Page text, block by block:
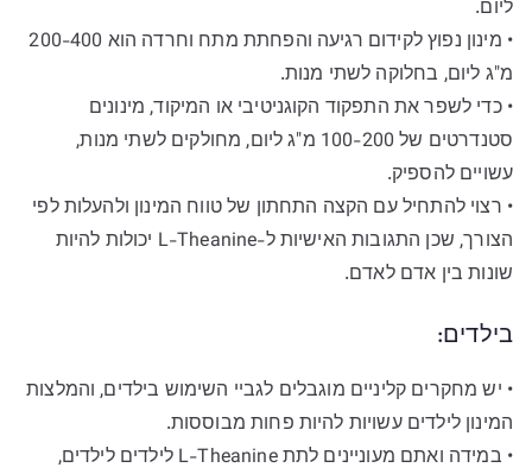
ליום.
• מינון נפוץ לקידום רגיעה והפחתת מתח וחרדה הוא 200-400
מ"ג ליום, בחלוקה לשתי מנות.
• כדי לשפר את התפקוד הקוגניטיבי או המיקוד, מינונים
סטנדרטים של 100-200 מ"ג ליום, מחולקים לשתי מנות,
עשויים להספיק.
• רצוי להתחיל עם הקצה התחתון של טווח המינון ולהעלות לפי
הצורך, שכן התגובות האישיות ל-L-Theanine יכולות להיות
שונות בין אדם לאדם.
בילדים:
• יש מחקרים קליניים מוגבלים לגביי השימוש בילדים, והמלצות
המינון לילדים עשויות להיות פחות מבוססות.
• במידה ואתם מעוניינים לתת L-Theanine לילדים לילדים,